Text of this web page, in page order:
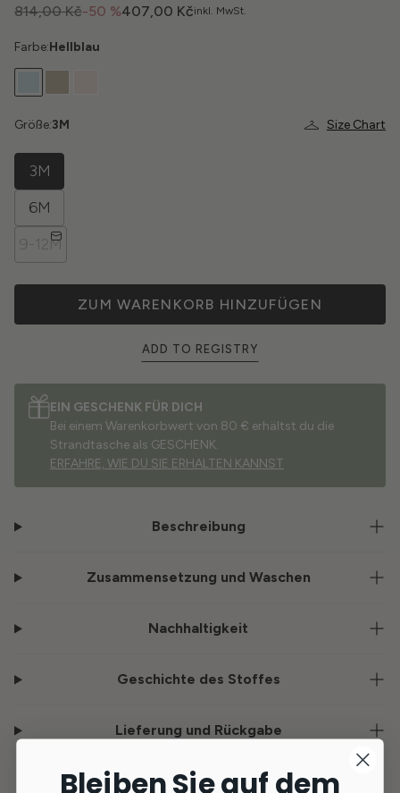
inkl. MwSt.
-50 %
814,00 Kč 407,00 Kč
Farbe:Hellblau
Size Chart
Größe:3M
3M
6M
9-12M
ZUM WARENKORB HINZUFÜGEN
ADD TO REGISTRY
EIN GESCHENK FÜR DICH
Bei einem Warenkorbwert von 80 € erhältst du die
Strandtasche als GESCHENK.
ERFAHRE, WIE DU SIE ERHALTEN KANNST
Beschreibung
Zusammensetzung und Waschen
Nachhaltigkeit
Geschichte des Stoffes
Lieferung und Rückgabe
Bleiben Sie auf dem